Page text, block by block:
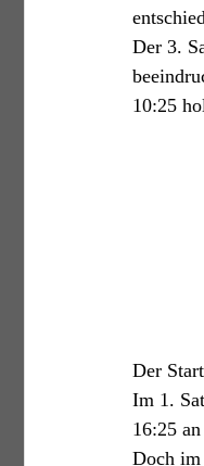
Der 3.
10:25
Der
Im 1.
16:25
Doch im